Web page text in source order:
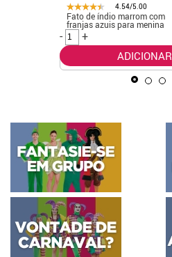
4.54/5.00
Fato de índio marrom com
franjas azuis para menina
-
+
ADICIONAR